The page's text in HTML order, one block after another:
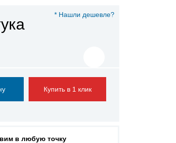
* Нашли дешевле?
Купить в 1 клик
в любую точку